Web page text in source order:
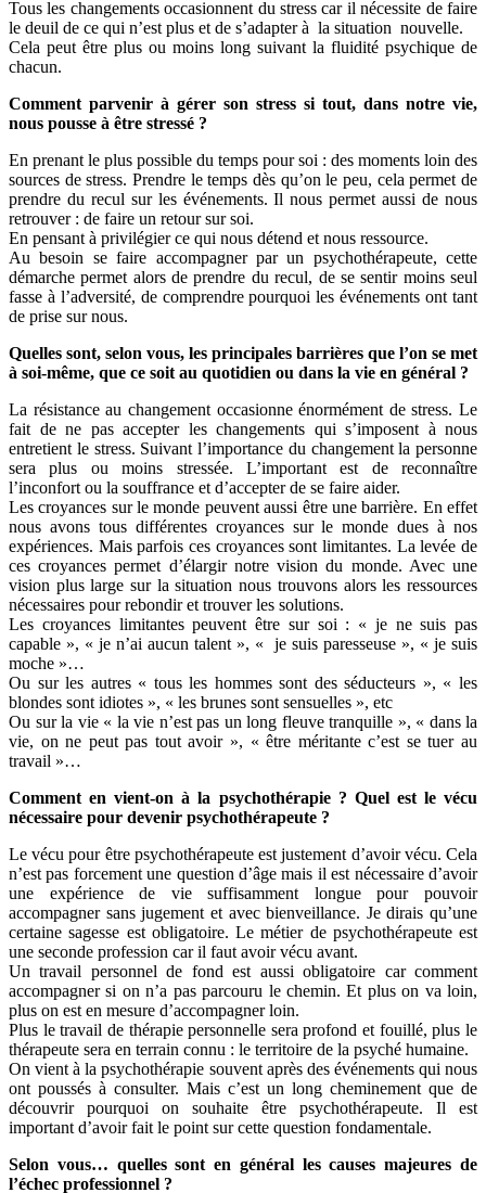
Tous les changements occasionnent du stress car il nécessite de faire
le deuil de ce qui n’est plus et de s’adapter à la situation nouvelle.
Cela peut être plus ou moins long suivant la fluidité psychique de
chacun.
Comment parvenir à gérer son stress si tout, dans notre vie,
nous pousse à être stressé ?
En prenant le plus possible du temps pour soi : des moments loin des
sources de stress. Prendre le temps dès qu’on le peu, cela permet de
prendre du recul sur les événements. Il nous permet aussi de nous
retrouver : de faire un retour sur soi.
En pensant à privilégier ce qui nous détend et nous ressource.
Au besoin se faire accompagner par un psychothérapeute, cette
démarche permet alors de prendre du recul, de se sentir moins seul
fasse à l’adversité, de comprendre pourquoi les événements ont tant
de prise sur nous.
Quelles sont, selon vous, les principales barrières que l’on se met
à soi-même, que ce soit au quotidien ou dans la vie en général ?
La résistance au changement occasionne énormément de stress. Le
fait de ne pas accepter les changements qui s’imposent à nous
entretient le stress. Suivant l’importance du changement la personne
sera plus ou moins stressée. L’important est de reconnaître
l’inconfort ou la souffrance et d’accepter de se faire aider.
Les croyances sur le monde peuvent aussi être une barrière. En effet
nous avons tous différentes croyances sur le monde dues à nos
expériences. Mais parfois ces croyances sont limitantes. La levée de
ces croyances permet d’élargir notre vision du monde. Avec une
vision plus large sur la situation nous trouvons alors les ressources
nécessaires pour rebondir et trouver les solutions.
Les croyances limitantes peuvent être sur soi : « je ne suis pas
capable », « je n’ai aucun talent », « je suis paresseuse », « je suis
moche »…
Ou sur les autres « tous les hommes sont des séducteurs », « les
blondes sont idiotes », « les brunes sont sensuelles », etc
Ou sur la vie « la vie n’est pas un long fleuve tranquille », « dans la
vie, on ne peut pas tout avoir », « être méritante c’est se tuer au
travail »…
Comment en vient-on à la psychothérapie ? Quel est le vécu
nécessaire pour devenir psychothérapeute ?
Le vécu pour être psychothérapeute est justement d’avoir vécu. Cela
n’est pas forcement une question d’âge mais il est nécessaire d’avoir
une expérience de vie suffisamment longue pour pouvoir
accompagner sans jugement et avec bienveillance. Je dirais qu’une
certaine sagesse est obligatoire. Le métier de psychothérapeute est
une seconde profession car il faut avoir vécu avant.
Un travail personnel de fond est aussi obligatoire car comment
accompagner si on n’a pas parcouru le chemin. Et plus on va loin,
plus on est en mesure d’accompagner loin.
Plus le travail de thérapie personnelle sera profond et fouillé, plus le
thérapeute sera en terrain connu : le territoire de la psyché humaine.
On vient à la psychothérapie souvent après des événements qui nous
ont poussés à consulter. Mais c’est un long cheminement que de
découvrir pourquoi on souhaite être psychothérapeute. Il est
important d’avoir fait le point sur cette question fondamentale.
Selon vous… quelles sont en général les causes majeures de
l’échec professionnel ?